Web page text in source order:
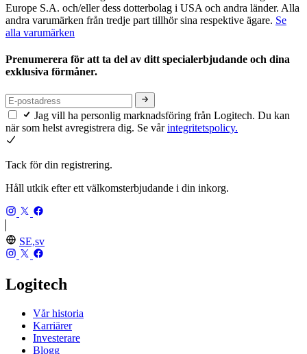
Europe S.A. och/eller dess dotterbolag i USA och andra länder. Alla
andra varumärken från tredje part tillhör sina respektive ägare. Se
alla varumärken
Prenumerera för att ta del av ditt specialerbjudande och dina
exklusiva förmåner.
Jag vill ha personlig marknadsföring från Logitech. Du kan
när som helst avregistrera dig. Se vårintegritetspolicy.
Tack för din registrering.
Håll utkik efter ett välkomsterbjudande i din inkorg.
SE,sv
Logitech
Vår historia
Karriärer
Investerare
Blogg